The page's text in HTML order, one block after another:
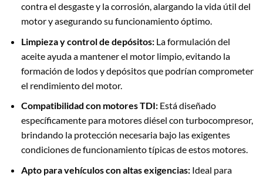
contra el desgaste y la corrosión, alargando la vida útil del
motor y asegurando su funcionamiento óptimo.
Limpieza y control de depósitos:La formulación del
aceite ayuda a mantener el motor limpio, evitando la
formación de lodos y depósitos que podrían comprometer
el rendimiento del motor.
Compatibilidad con motores TDI:Está diseñado
específicamente para motores diésel con turbocompresor,
brindando la protección necesaria bajo las exigentes
condiciones de funcionamiento típicas de estos motores.
Apto para vehículos con altas exigencias:Ideal para